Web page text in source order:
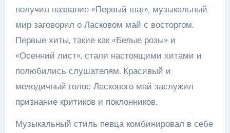
получил название «Первый шаг», музыкальный
мир заговорил о Ласковом май с восторгом.
Первые хиты, такие как «Белые розы» и
«Осенний лист», стали настоящими хитами и
полюбились слушателям. Красивый и
мелодичный голос Ласкового май заслужил
признание критиков и поклонников.
Музыкальный стиль певца комбинировал в себе